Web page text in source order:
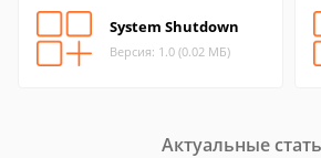
System Shutdown
Версия: 1.0 (0.02 МБ)
Актуальные